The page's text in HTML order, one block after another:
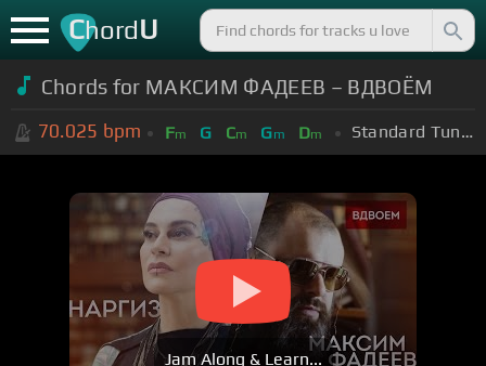
ChordU
Chords for МАКСИМ ФАДЕЕВ – ВДВОЁМ
70.025 bpm Fm G Cm Gm Dm Standard Tuning (EADGBE)
Jam Along & Learn...